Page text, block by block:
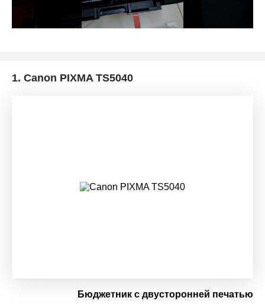
1. Canon PIXMA TS5040
Бюджетник с двусторонней печатью